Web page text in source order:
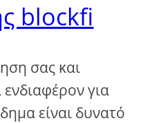
blockfi
σας και
για
είναι δυνατό